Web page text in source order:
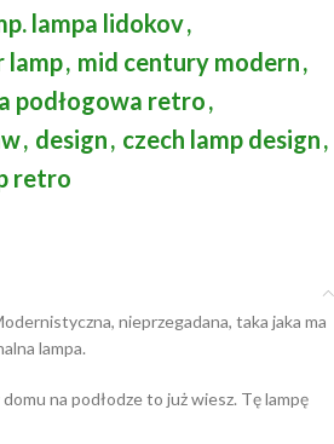
lampa lidokov,
lamp, mid century modern,
podłogowa retro,
, design, czech lamp design,
retro
nieprzegadana, taka jaka ma
lampa.
na podłodze to już wiesz. Tę lampę